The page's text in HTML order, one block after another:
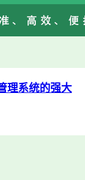
理系统的强大